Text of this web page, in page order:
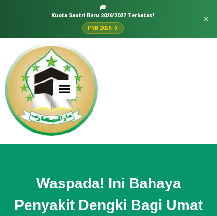
🎓
Kuota Santri Baru 2026/2027 Terbatas!
PSB 2026 →
×
Waspada! Ini Bahaya
Penyakit Dengki Bagi Umat